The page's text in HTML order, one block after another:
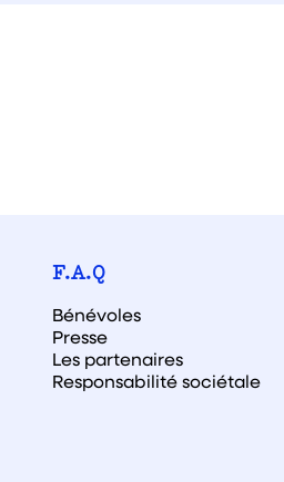
F.A.Q
Bénévoles
Presse
Les partenaires
Responsabilité sociétale